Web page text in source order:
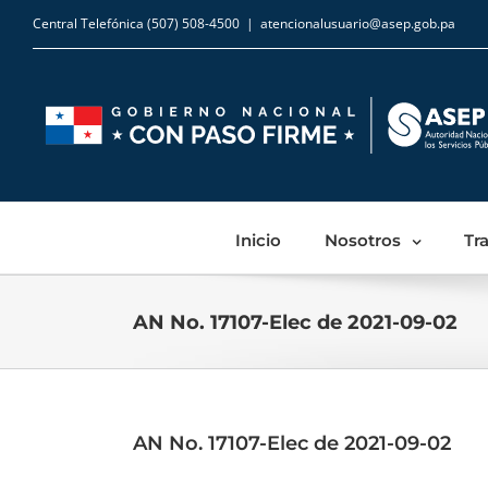
Central Telefónica (507) 508-4500 | atencionalusuario@asep.gob.pa
Inicio Nosotros
AN No. 17107-Elec de 2021-09-02
AN No. 17107-Elec de 2021-09-02